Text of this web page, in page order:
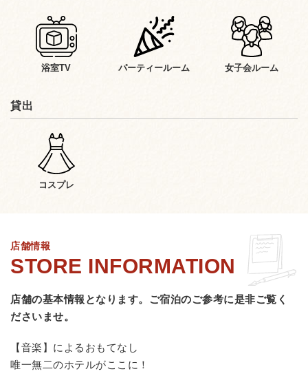
浴室TV パーティールーム 女子会ルーム
貸出
コスプレ
店舗情報
店舗の基本情報となります。 ご宿泊のご参考に是非ご覧く
ださいませ。
【音楽】によるおもてなし
唯一無二のホテルがここに！